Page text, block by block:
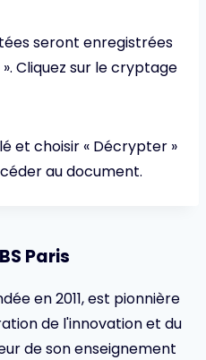
seront enregistrées
Cliquez sur le cryptage
et choisir « Décrypter »
au document.
Paris
en 2011, est pionnière
de l'innovation et du
de son enseignement